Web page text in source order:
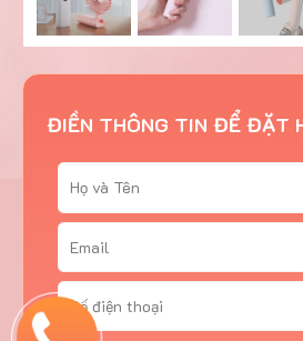
ĐIỀN THÔNG TIN ĐỂ ĐẶT